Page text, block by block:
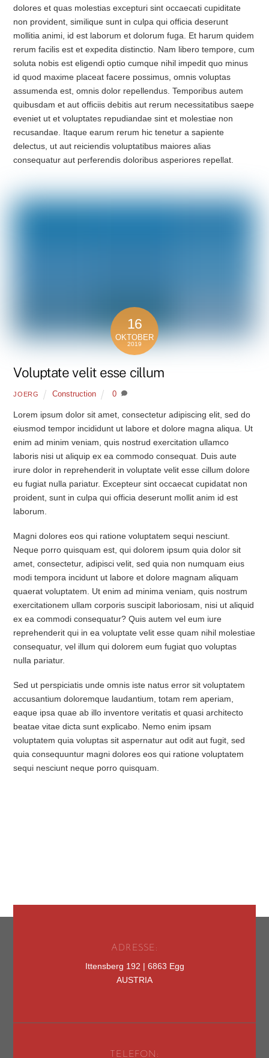
dolores et quas molestias excepturi sint occaecati cupiditate
non provident, similique sunt in culpa qui officia deserunt
mollitia animi, id est laborum et dolorum fuga. Et harum quidem
rerum facilis est et expedita distinctio. Nam libero tempore, cum
soluta nobis est eligendi optio cumque nihil impedit quo minus
id quod maxime placeat facere possimus, omnis voluptas
assumenda est, omnis dolor repellendus. Temporibus autem
quibusdam et aut officiis debitis aut rerum necessitatibus saepe
eveniet ut et voluptates repudiandae sint et molestiae non
recusandae. Itaque earum rerum hic tenetur a sapiente
delectus, ut aut reiciendis voluptatibus maiores alias
consequatur aut perferendis doloribus asperiores repellat.
16
OKTOBER
2019
Voluptate velit esse cillum
JOERG Construction 0
Lorem ipsum dolor sit amet, consectetur adipiscing elit, sed do
eiusmod tempor incididunt ut labore et dolore magna aliqua. Ut
enim ad minim veniam, quis nostrud exercitation ullamco
laboris nisi ut aliquip ex ea commodo consequat. Duis aute
irure dolor in reprehenderit in voluptate velit esse cillum dolore
eu fugiat nulla pariatur. Excepteur sint occaecat cupidatat non
proident, sunt in culpa qui officia deserunt mollit anim id est
laborum.
Magni dolores eos qui ratione voluptatem sequi nesciunt.
Neque porro quisquam est, qui dolorem ipsum quia dolor sit
amet, consectetur, adipisci velit, sed quia non numquam eius
modi tempora incidunt ut labore et dolore magnam aliquam
quaerat voluptatem. Ut enim ad minima veniam, quis nostrum
exercitationem ullam corporis suscipit laboriosam, nisi ut aliquid
ex ea commodi consequatur? Quis autem vel eum iure
reprehenderit qui in ea voluptate velit esse quam nihil molestiae
consequatur, vel illum qui dolorem eum fugiat quo voluptas
nulla pariatur.
Sed ut perspiciatis unde omnis iste natus error sit voluptatem
accusantium doloremque laudantium, totam rem aperiam,
eaque ipsa quae ab illo inventore veritatis et quasi architecto
beatae vitae dicta sunt explicabo. Nemo enim ipsam
voluptatem quia voluptas sit aspernatur aut odit aut fugit, sed
quia consequuntur magni dolores eos qui ratione voluptatem
sequi nesciunt neque porro quisquam.
ADRESSE:
Ittensberg 192 | 6863 Egg
AUSTRIA
TELEFON: